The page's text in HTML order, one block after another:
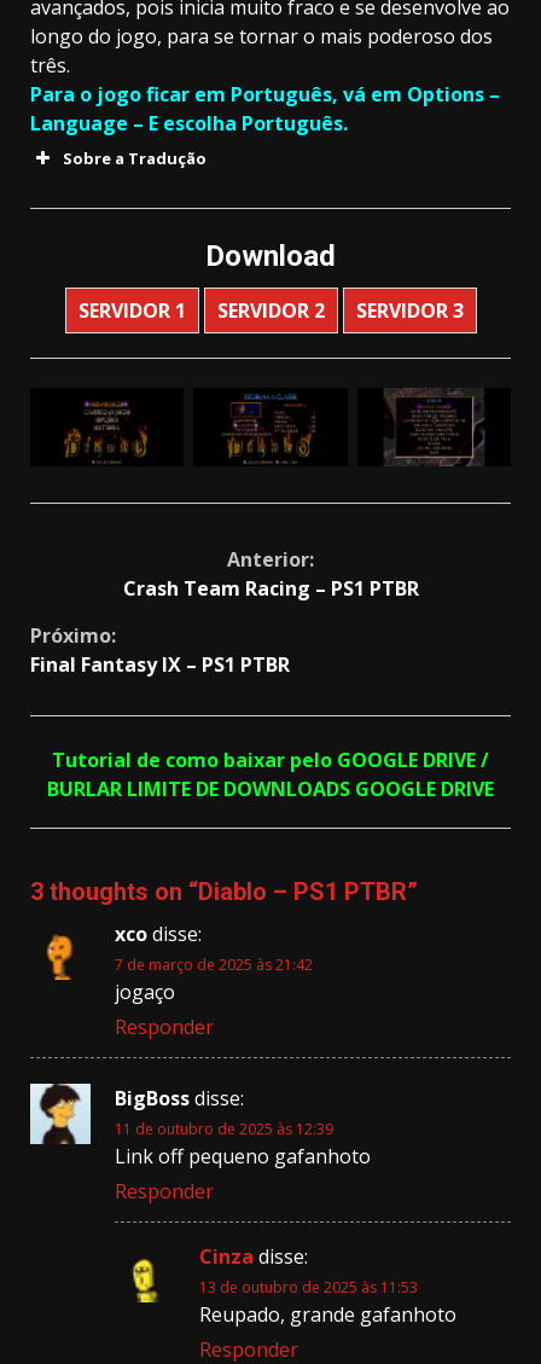
avançados, pois inicia muito fraco e se desenvolve ao
longo do jogo, para se tornar o mais poderoso dos
três.
Para o jogo ficar em Português, vá em Options –
Language – E escolha Português.
Sobre a Tradução
Download
SERVIDOR 1 SERVIDOR 2 SERVIDOR 3
Anterior:
Crash Team Racing – PS1 PTBR
Próximo:
Final Fantasy IX – PS1 PTBR
Tutorial de como baixar pelo GOOGLE DRIVE /
BURLAR LIMITE DE DOWNLOADS GOOGLE DRIVE
3 thoughts on “Diablo – PS1 PTBR”
xcodisse:
7 de março de 2025 às 21:42
jogaço
Responder
BigBossdisse:
11 de outubro de 2025 às 12:39
Link off pequeno gafanhoto
Responder
Cinza disse:
13 de outubro de 2025 às 11:53
Reupado, grande gafanhoto
Responder